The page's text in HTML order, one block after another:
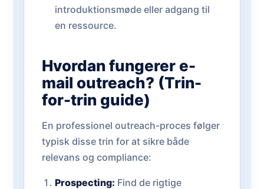
introduktionsmøde eller adgang til
en ressource.
Hvordan fungerer e-
mail outreach? (Trin-
for-trin guide)
En professionel outreach-proces følger
typisk disse trin for at sikre både
relevans og compliance:
Prospecting: Find de rigtige